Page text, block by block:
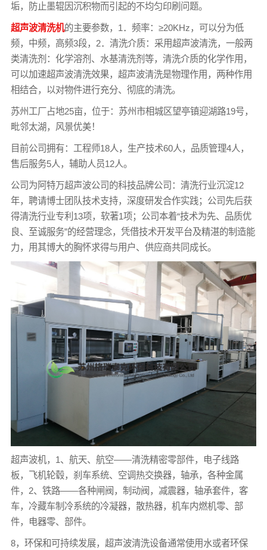
垢，防止墨辊因沉积物而引起的不均匀印刷问题。
超声波清洗机的主要参数，1．频率：≥20KHz，可以分为低
频，中频，高频3段，2．清洗介质：采用超声波清洗，一般两
类清洗剂：化学溶剂、水基清洗剂等，清洗介质的化学作用，
可以加速超声波清洗效果，超声波清洗是物理作用，两种作用
相结合，以对物件进行充分、彻底的清洗。
苏州工厂占地25亩，位于：苏州市相城区望亭镇迎湖路19号，
毗邻太湖，风景优美！
目前公司拥有：工程师18人，生产技术60人，品质管理4人，
售后服务5人，辅助人员12人。
公司为阿特万超声波公司的科技品牌公司：清洗行业沉淀12
年，聘请博士团队技术支持，深度研发合作实践；公司先后获
得清洗行业专利13项，软著1项；公司本着“技术为先、品质优
良、至诚服务”的经营理念，凭借技术开发平台及精湛的制造能
力，用其博大的胸怀求得与用户、供应商共同成长。
超声波机，1、航天、航空——清洗精密零部件，电子线路
板，飞机轮毂，刹车系统、空调热交换器，轴承，各种金属
件，2、铁路——各种闸阀，制动阀，减震器，轴承套件，客
车，冷藏车制冷系统的冷凝器，散热器，机车内燃机零、部
件，电器零、部件。
8，环保和可持续发展，超声波清洗设备通常使用水或者环保